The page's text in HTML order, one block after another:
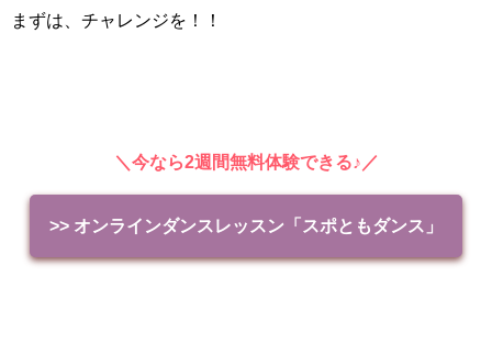
まずは、チャレンジを！！
＼今なら2週間無料体験できる♪／
>> オンラインダンスレッスン「スポともダンス」